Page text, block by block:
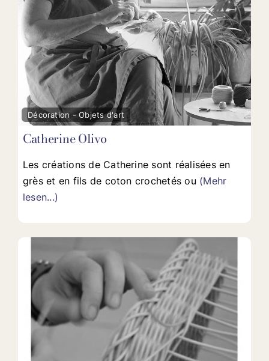
Décoration - Objets d'art
Catherine Olivo
Les créations de Catherine sont réalisées en
grès et en fils de coton crochetés ou (Mehr
lesen...)